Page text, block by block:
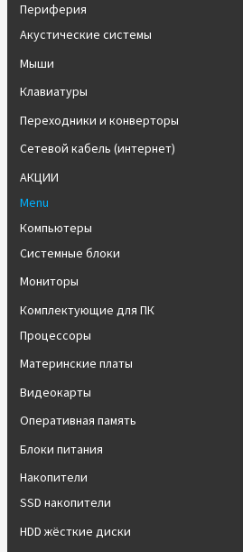
Периферия
Акустические системы
Мыши
Клавиатуры
Переходники и конверторы
Сетевой кабель (интернет)
АКЦИИ
Menu
Компьютеры
Системные блоки
Мониторы
Комплектующие для ПК
Процессоры
Материнские платы
Видеокарты
Оперативная память
Блоки питания
Накопители
SSD накопители
HDD жёсткие диски